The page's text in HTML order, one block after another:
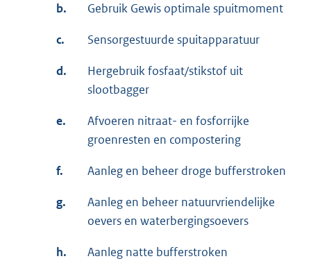
b. Gebruik Gewis optimale spuitmoment
c. Sensorgestuurde spuitapparatuur
d.
Hergebruik fosfaat/stikstof uit
slootbagger
e.
Afvoeren nitraat- en fosforrijke
groenresten en compostering
f. Aanleg en beheer droge bufferstroken
g.
Aanleg en beheer natuurvriendelijke
oevers en waterbergingsoevers
h. Aanleg natte bufferstroken